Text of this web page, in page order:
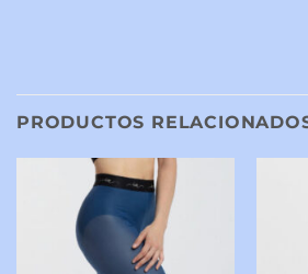
PRODUCTOS